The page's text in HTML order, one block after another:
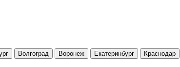
Волгоград Воронеж Екатеринбург Краснодар